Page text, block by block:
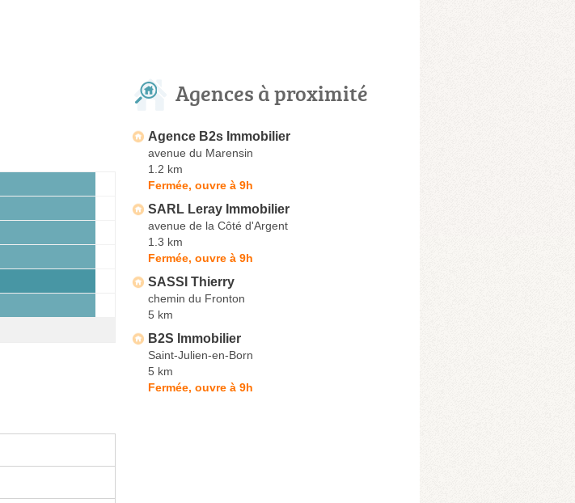
Agences à proximité
Agence B2s Immobilier
avenue du Marensin
1.2 km
Fermée, ouvre à 9h
SARL Leray Immobilier
avenue de la Côté d'Argent
1.3 km
Fermée, ouvre à 9h
SASSI Thierry
chemin du Fronton
5 km
B2S Immobilier
Saint-Julien-en-Born
5 km
Fermée, ouvre à 9h